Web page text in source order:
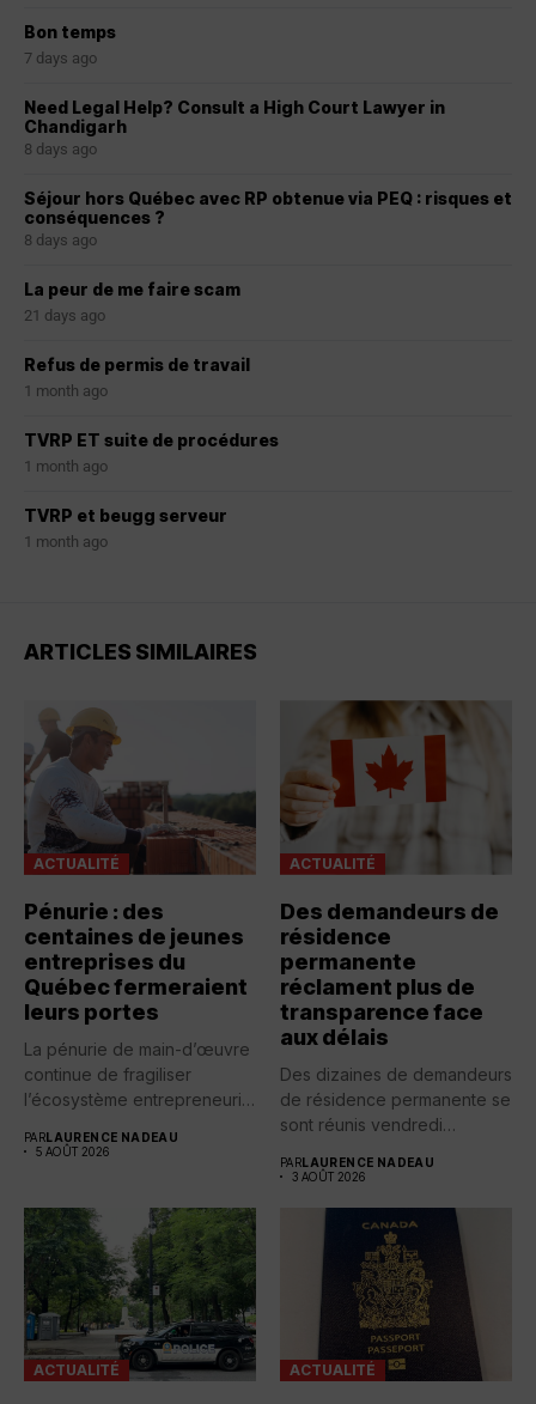
Bon temps
7 days ago
Need Legal Help? Consult a High Court Lawyer in
Chandigarh
8 days ago
Séjour hors Québec avec RP obtenue via PEQ : risques et
conséquences ?
8 days ago
La peur de me faire scam
21 days ago
Refus de permis de travail
1 month ago
TVRP ET suite de procédures
1 month ago
TVRP et beugg serveur
1 month ago
ARTICLES SIMILAIRES
ACTUALITÉ
Pénurie : des
centaines de jeunes
entreprises du
Québec fermeraient
leurs portes
La pénurie de main-d’œuvre
continue de fragiliser
l’écosystème entrepreneurial
PARLAURENCE NADEAU
5 AOÛT 2026
ACTUALITÉ
Des demandeurs de
résidence
permanente
réclament plus de
transparence face
aux délais
Des dizaines de demandeurs
de résidence permanente se
sont réunis vendredi
PARLAURENCE NADEAU
3 AOÛT 2026
ACTUALITÉ ACTUALITÉ